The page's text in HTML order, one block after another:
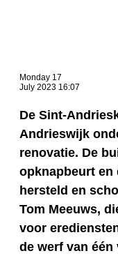
Monday 17
July 2023 16:07
De Sint-
Andrieswijk
renovatie. De
opknapbeurt en
hersteld en
Tom Meeuws,
voor
de werf van